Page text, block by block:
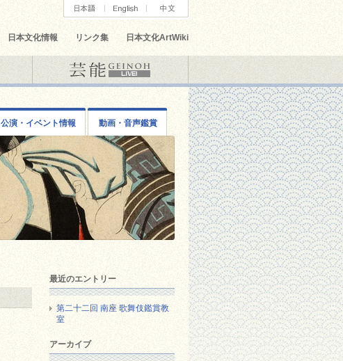
日本文化情報 リンク集 日本文化ArtWiki
公演・イベント情報 動画・音声鑑賞
最近のエントリー
第二十二回 南座 歌舞伎鑑賞教
室
アーカイブ